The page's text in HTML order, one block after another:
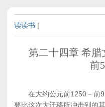
读读书 |
第二十四章 希腊
前
在大约公元前1250－前
要比这次大迁移所冲击到的